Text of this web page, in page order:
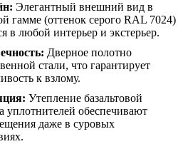
Элегантный внешний вид в
гамме (оттенок серого RAL 7024)
в любой интерьер и экстерьер.
Дверное полотно
стали, что гарантирует
к взлому.
Утепление базальтовой
уплотнителей обеспечивают
даже в суровых